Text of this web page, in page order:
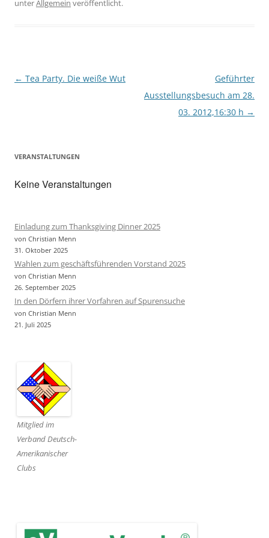
o e
unterAllgemein veröffentlicht.
Beitragsnavigation
← Tea Party. Die weiße Wut
Geführter
Ausstellungsbesuch am 28.
03. 2012,16:30 h →
VERANSTALTUNGEN
Keine Veranstaltungen
Einladung zum Thanksgiving Dinner 2025
von Christian Menn
31. Oktober 2025
Wahlen zum geschäftsführenden Vorstand 2025
von Christian Menn
26. September 2025
In den Dörfern ihrer Vorfahren auf Spurensuche
von Christian Menn
21. Juli 2025
Mitglied im
Verband Deutsch-
Amerikanischer
Clubs